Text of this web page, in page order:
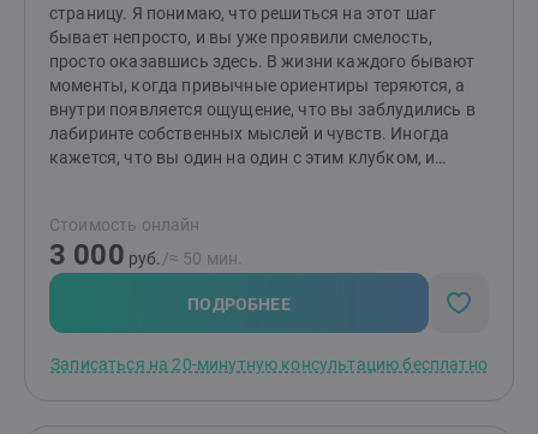
страницу. Я понимаю, что решиться на этот шаг
бывает непросто, и вы уже проявили смелость,
просто оказавшись здесь. В жизни каждого бывают
моменты, когда привычные ориентиры теряются, а
внутри появляется ощущение, что вы заблудились в
лабиринте собственных мыслей и чувств. Иногда
кажется, что вы один на один с этим клубком, и
человека уже есть все ответы. Моя задача — не
давать готовые решения, а быть тем самым фонарём,
который поможет осветить самые тёмные уголки
вашей души и найти ключ к собственным ресурсам.
Мы не будем искать виноватых или копаться в
опору в настоящем и строить мост в будущее,
Стоимость онлайн
3 000 руб. /≈ 50 мин.
ПОДРОБНЕЕ
Записаться на 20-минутную консультацию бесплатно